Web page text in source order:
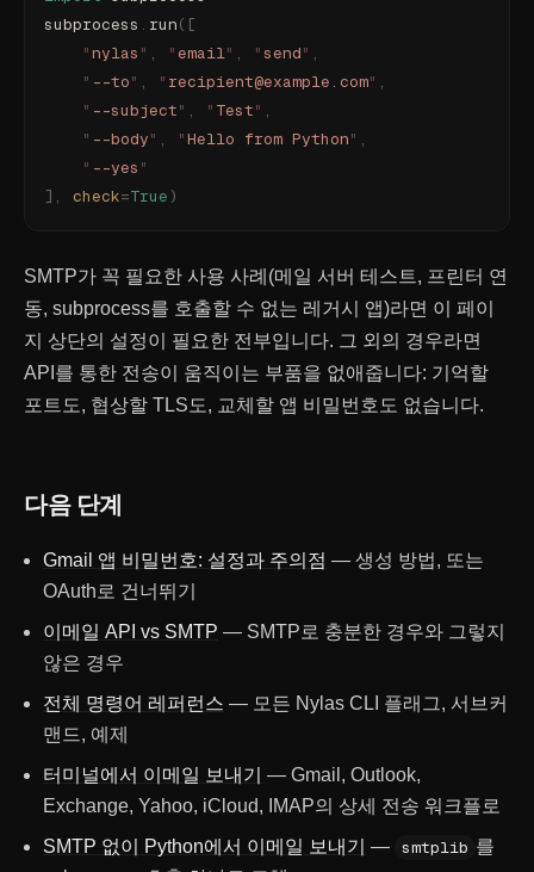
subprocess . run([
    "
nylas " , "email" , " send" ,
    "
--to" , " recipient@example.com" ,
    "
--subject" , " Test" ,
    "
--body" , "Hello from Python" ,
    "
--yes "
],
check=True )
SMTP가 꼭 필요한 사용 사례(메일 서버 테스트, 프린터 연
동, subprocess를 호출할 수 없는 레거시 앱)라면 이 페이
지 상단의 설정이 필요한 전부입니다. 그 외의 경우라면
API를 통한 전송이 움직이는 부품을 없애줍니다: 기억할
포트도, 협상할 TLS도, 교체할 앱 비밀번호도 없습니다.
다음 단계
Gmail 앱 비밀번호: 설정과 주의점 — 생성 방법, 또는
OAuth로 건너뛰기
이메일 API vs SMTP — SMTP로 충분한 경우와 그렇지
않은 경우
전체 명령어 레퍼런스 — 모든 Nylas CLI 플래그, 서브커
맨드, 예제
터미널에서 이메일 보내기
— Gmail, Outlook,
Exchange, Yahoo, iCloud, IMAP의 상세 전송 워크플로
SMTP 없이 Python에서 이메일 보내기
— smtplib 를